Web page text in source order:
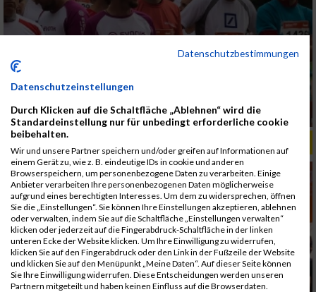
Datenschutzbestimmungen
Datenschutzeinstellungen
Durch Klicken auf die Schaltfläche „Ablehnen“ wird die
Standardeinstellung nur für unbedingt erforderliche cookie
beibehalten.
Wir und unsere Partner speichern und/oder greifen auf Informationen auf
einem Gerät zu, wie z. B. eindeutige IDs in cookie und anderen
Browserspeichern, um personenbezogene Daten zu verarbeiten. Einige
Anbieter verarbeiten Ihre personenbezogenen Daten möglicherweise
aufgrund eines berechtigten Interesses. Um dem zu widersprechen, öffnen
Sie die „Einstellungen“. Sie können Ihre Einstellungen akzeptieren, ablehnen
oder verwalten, indem Sie auf die Schaltfläche „Einstellungen verwalten“
klicken oder jederzeit auf die Fingerabdruck-Schaltfläche in der linken
unteren Ecke der Website klicken. Um Ihre Einwilligung zu widerrufen,
klicken Sie auf den Fingerabdruck oder den Link in der Fußzeile der Website
und klicken Sie auf den Menüpunkt „Meine Daten“. Auf dieser Seite können
Sie Ihre Einwilligung widerrufen. Diese Entscheidungen werden unseren
Partnern mitgeteilt und haben keinen Einfluss auf die Browserdaten.